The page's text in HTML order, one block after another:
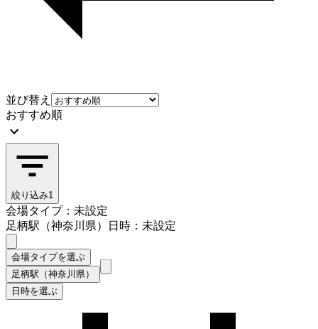
並び替え
おすすめ順
絞り込み1
会場タイプ：未設定
足柄駅（神奈川県）
日時：未設定
会場タイプを選ぶ
足柄駅（神奈川県）
日時を選ぶ